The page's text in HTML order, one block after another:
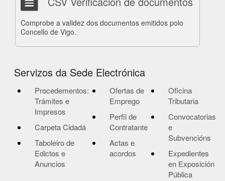
Comprobe a validez dos documentos emitidos polo
Concello de Vigo.
Servizos da Sede Electrónica
Procedementos:
Trámites e
Impresos
Carpeta Cidadá
Taboleiro de
Edictos e
Anuncios
Ofertas de
Emprego
Perfil de
Contratante
Actas e
acordos
Oficina
Tributaria
Convocatorias
e
Subvencións
Expedientes
en Exposición
Pública